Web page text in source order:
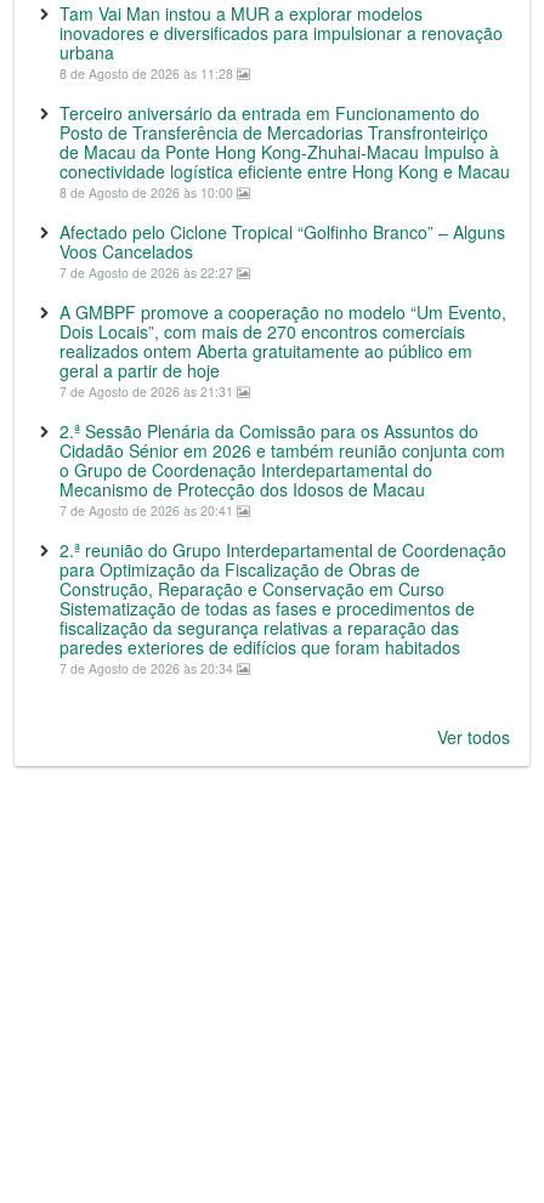
Tam Vai Man instou a MUR a explorar modelos
inovadores e diversificados para impulsionar a renovação
urbana
8 de Agosto de 2026 às 11:28
Terceiro aniversário da entrada em Funcionamento do
Posto de Transferência de Mercadorias Transfronteiriço
de Macau da Ponte Hong Kong-Zhuhai-Macau Impulso à
conectividade logística eficiente entre Hong Kong e Macau
8 de Agosto de 2026 às 10:00
Afectado pelo Ciclone Tropical “Golfinho Branco” – Alguns
Voos Cancelados
7 de Agosto de 2026 às 22:27
A GMBPF promove a cooperação no modelo “Um Evento,
Dois Locais”, com mais de 270 encontros comerciais
realizados ontem Aberta gratuitamente ao público em
geral a partir de hoje
7 de Agosto de 2026 às 21:31
2.ª Sessão Plenária da Comissão para os Assuntos do
Cidadão Sénior em 2026 e também reunião conjunta com
o Grupo de Coordenação Interdepartamental do
Mecanismo de Protecção dos Idosos de Macau
7 de Agosto de 2026 às 20:41
2.ª reunião do Grupo Interdepartamental de Coordenação
para Optimização da Fiscalização de Obras de
Construção, Reparação e Conservação em Curso
Sistematização de todas as fases e procedimentos de
fiscalização da segurança relativas a reparação das
paredes exteriores de edifícios que foram habitados
7 de Agosto de 2026 às 20:34
Ver todos